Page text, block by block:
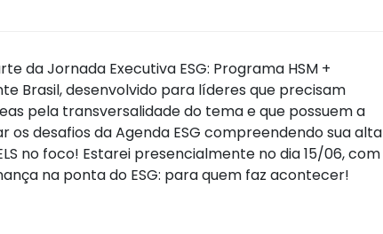
da Jornada Executiva ESG: Programa HSM +
Brasil, desenvolvido para líderes que precisam
pela transversalidade do tema e que possuem a
desafios da Agenda ESG compreendendo sua alta
no foco! Estarei presencialmente no dia 15/06, com
na ponta do ESG: para quem faz acontecer!